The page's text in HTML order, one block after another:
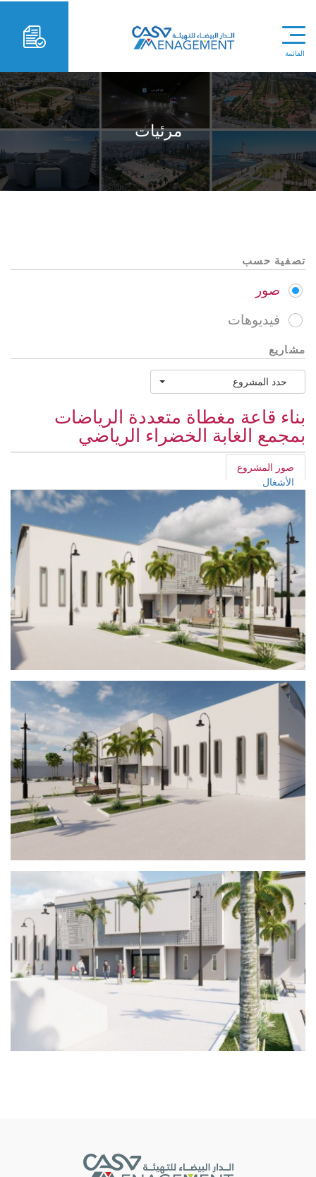
القائمة
مرئيات
تصفية حسب
صور
فيديوهات
مشاريع
حدد المشروع
بناء قاعة مغطاة متعددة الرياضات
بمجمع الغابة الخضراء الرياضي
صور المشروع
الأشغال